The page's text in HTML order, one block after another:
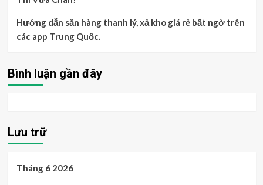
Hướng dẫn săn hàng thanh lý, xả kho giá rẻ bất ngờ trên
các app Trung Quốc.
Bình luận gần đây
Lưu trữ
Tháng 6 2026